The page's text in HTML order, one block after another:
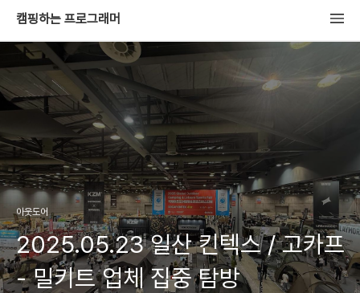
캠핑하는 프로그래머
아웃도어
2025.05.23 일산 킨텍스 / 고카프
- 밀키트 업체 집중 탐방